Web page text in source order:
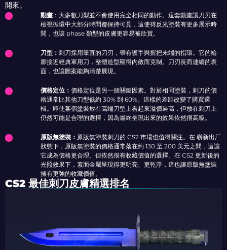
開來。
動畫 ：大多數刀型並不會使用完全相同的動作。這套動畫讓刀刃在
檢視循環中大部分時間都保持可見，這使得反光塗裝有更多展示時
間，也讓 phase 類型的皮膚更容易被欣賞。
刀型： 刺刀採用筆直的刀刃，帶有護手與握把末端的指環。它的輪
廓接近經典軍用刀，整體造型顯得內斂而克制。刀刃長而連續的表
面，也讓圖案能夠清楚展現。
價格定位： 價格定位是另一個關鍵因素。對於相同塗裝，刺刀的價
格通常比其他刀型低約 30% 到 60%。這樣的差距改變了購買邏
輯。即使某個塗裝放在高端刀型上看起來溢價過高，但放在刺刀上
仍然可能是合理的選擇，因為最終呈現出來的效果依然很高級。
原版無塗裝： 原版無塗裝刺刀的 CS2 市場也值得關注。在 崭新出厂
狀態下，原版無塗裝的價格通常落在約 130 至 200 美元之間，這讓
它成為價格更合理、但依然很有收藏價值的選擇。在 CS2 更新後的
光照效果下，素面金屬呈現得更明亮、更乾淨，這也讓原版無塗裝
擁有更強的收藏價值。
CS2 最佳刺刀皮膚精選排名